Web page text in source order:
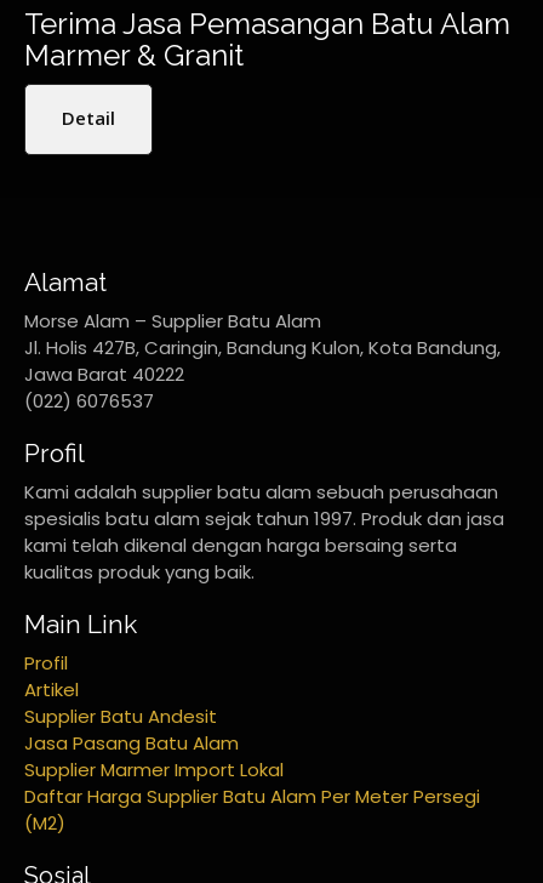
Terima Jasa Pemasangan Batu Alam
Marmer & Granit
Detail
Alamat
Morse Alam – Supplier Batu Alam
Jl. Holis 427B, Caringin, Bandung Kulon, Kota Bandung,
Jawa Barat 40222
(022) 6076537
Profil
Kami adalah supplier batu alam sebuah perusahaan
spesialis batu alam sejak tahun 1997. Produk dan jasa
kami telah dikenal dengan harga bersaing serta
kualitas produk yang baik.
Main Link
Profil
Artikel
Supplier Batu Andesit
Jasa Pasang Batu Alam
Supplier Marmer Import Lokal
Daftar Harga Supplier Batu Alam Per Meter Persegi
(M2)
Sosial